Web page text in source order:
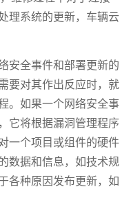
理系统的更新，车辆云
安全事件和部署更新的
要对其作出反应时，就
。如果一个网络安全事
它将根据漏洞管理程序
一个项目或组件的硬件
数据和信息，如技术规
各种原因发布更新，如